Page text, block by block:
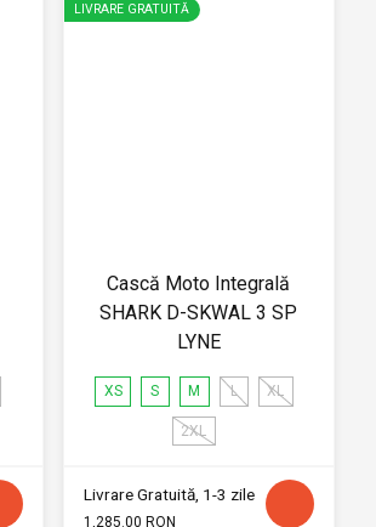
LIVRARE GRATUITĂ
Cască Moto Integrală
SHARK D-SKWAL 3 SP
LYNE
XS S M L XL
2XL
Livrare Gratuită, 1-3 zile
1,285.00 RON